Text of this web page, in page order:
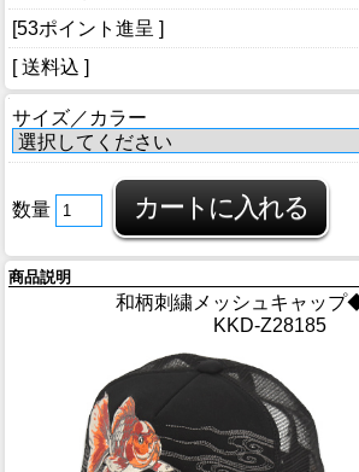
[53ポイント進呈 ]
[ 送料込 ]
サイズ／カラー
数量
商品説明
和柄刺繍メッシュキャップ
KKD-Z28185